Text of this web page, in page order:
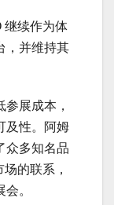
继续作为体
，并维持其
展成本，
及性。阿姆
众多知名品
的联系，
。